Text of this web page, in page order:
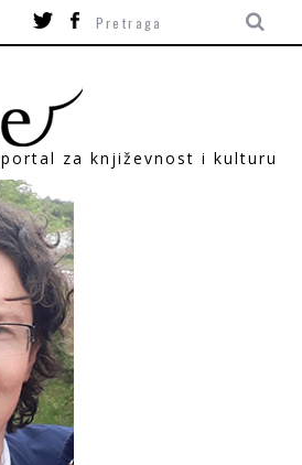
portal za književnost i kulturu